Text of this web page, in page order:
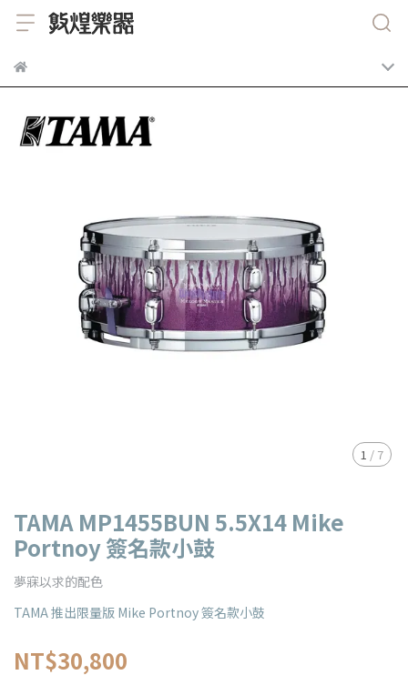
1 / 7
TAMA MP1455BUN 5.5X14 Mike
Portnoy 簽名款小鼓
夢寐以求的配色
TAMA 推出限量版 Mike Portnoy 簽名款小鼓
NT$30,800